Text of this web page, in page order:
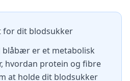
for dit blodsukker
er et metabolisk
hvordan protein og fibre
at holde dit blodsukker